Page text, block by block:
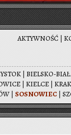
AK­TYW­NOŚĆ |
| BIEL­SKO-
| KIEL­CE |
| SO­SNO­WIEC |